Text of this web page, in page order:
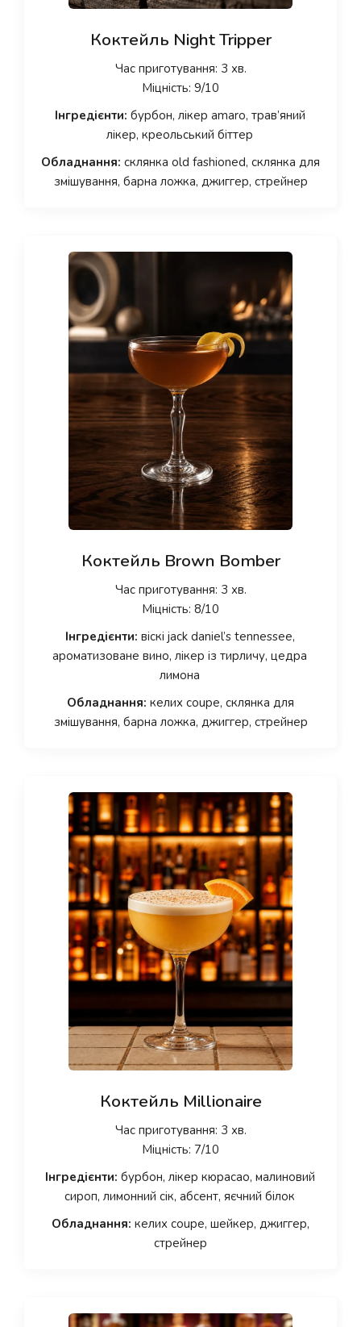
Коктейль Night Tripper
Час приготування: 3 хв.
Міцність: 9/10
Інгредієнти: бурбон, лікер amaro, трав’яний
лікер, креольський біттер
Обладнання: склянка old fashioned, склянка для
змішування, барна ложка, джиггер, стрейнер
Коктейль Brown Bomber
Час приготування: 3 хв.
Міцність: 8/10
Інгредієнти: віскі jack daniel’s tennessee,
ароматизоване вино, лікер із тирличу, цедра
лимона
Обладнання: келих coupe, склянка для
змішування, барна ложка, джиггер, стрейнер
Коктейль Millionaire
Час приготування: 3 хв.
Міцність: 7/10
Інгредієнти: бурбон, лікер кюрасао, малиновий
сироп, лимонний сік, абсент, яєчний білок
Обладнання: келих coupe, шейкер, джиггер,
стрейнер